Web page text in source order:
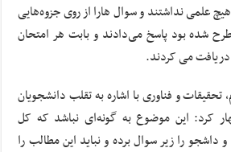
علمی نداشتند و سوال هارا از روی جزوه‌هایی
شده بود پاسخ می‌دادند و بابت هر امتحان
و فناوری با اشاره به تقلب دانشجویان
کرد: این موضوع به گونه‌ای نباشد که کل
و داشجو را زیر سوال برده و نباید این مطالب را